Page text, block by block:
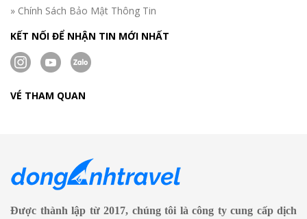
» Chính Sách Bảo Mật Thông Tin
KẾT NỐI ĐỂ NHẬN TIN MỚI NHẤT
VÉ THAM QUAN
Được thành lập từ 2017, chúng tôi là công ty cung cấp dịch